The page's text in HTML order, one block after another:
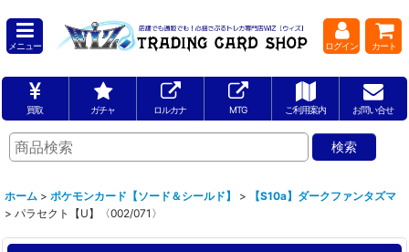
メニュー ログイン カート
買取 ガチャ ロルカナ MTG ご利用案内 お問い合せ
ホーム > ポケモンカード【ソード＆シールド】 >
【S10a】ダークファンタズマ
> パラセクト【U】〈002/071〉